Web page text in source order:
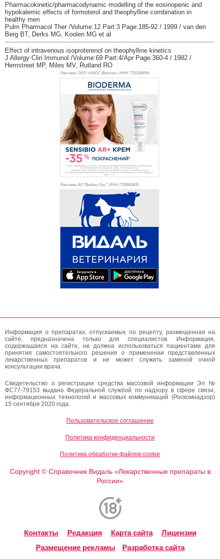
Pharmacokinetic/pharmacodynamic modelling of the eosinopenic and
hypokalemic effects of formoterol and theophylline combination in
healthy men
Pulm Pharmacol Ther /Volume:12 Part:3 Page:185-92 / 1999 / van den
Berg BT, Derks MG, Koolen MG et al
Effect of intravenous isoproterenol on theophylline kinetics
J Allergy Clin Immunol /Volume:69 Part:4/Apr Page:360-4 / 1982 /
Hemstreet MP, Miles MV, Rutland RO
Реклама. ООО «НАОС Восток», ИНН 7720394094
Реклама. АО "Видаль Рус", ИНН 7728043605
Информация о препаратах, отпускаемых по рецепту, размещенная на
сайте, предназначена только для специалистов. Информация,
содержащаяся на сайте, не должна использоваться пациентами для
принятия самостоятельного решения о применении представленных
лекарственных препаратов и не может служить заменой очной
консультации врача.
Свидетельство о регистрации средства массовой информации Эл №
ФС77-79153 выдано Федеральной службой по надзору в сфере связи,
информационных технологий и массовых коммуникаций (Роскомнадзор)
15 сентября 2020 года.
Пользовательское соглашение
Политика конфиденциальности
Политика обработки файлов cookie
Copyright ©Справочник Видаль «Лекарственные препараты в
России»
Контакты Редакция Карта сайта
Лицензии
Размещение рекламы
Разработка сайта